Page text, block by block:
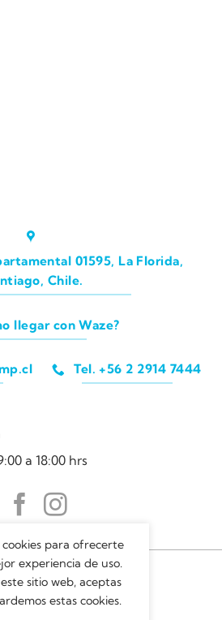
01595, La Florida,
Chile.
llegar con Waze?
Tel. +56 2 2914 7444
a 18:00 hrs
cookies para ofrecerte
experiencia de uso.
sitio web, aceptas
estas cookies.